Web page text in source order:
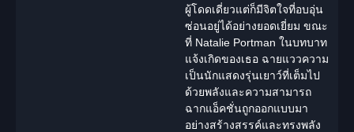
ผู้โดดเดี่ยวแต่ก็มีจิตใจที่อบอุ่น
ซ่อนอยู่ได้อย่างยอดเยี่ยม ขณะ
ที่ Natalie Portman ในบทบาท
แจ้งเกิดของเธอ ฉายแววความ
เป็นนักแสดงรุ่นเยาว์ที่เต็มไป
ด้วยพลังและความสามารถ
ฉากแอ็คชั่นถูกออกแบบมา
อย่างสร้างสรรค์และทรงพลัง